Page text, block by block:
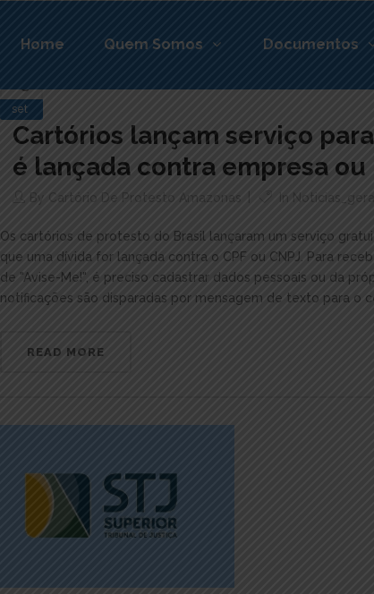
Home Quem Somos Documentos
set
Cartórios lançam serviço
é lançada contra empresa ou
By Cartório De Protesto Amazonas In
Os cartórios de protesto do Brasil lançaram um serviço
que uma dívida for lançada contra o CPF ou CNPJ. Para
de "Avise-Me!", é preciso cadastrar dados pessoais ou da
notificações são disparadas por mensagem de texto para o
READ MORE